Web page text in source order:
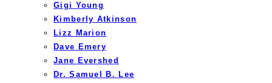
Gigi Young
Kimberly Atkinson
Lizz Marion
Dave Emery
Jane Evershed
Dr. Samuel B. Lee